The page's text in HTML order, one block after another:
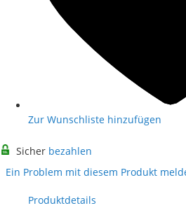
Zur Wunschliste hinzufügen
Sicher bezahlen
Ein Problem mit diesem Produkt
Produktdetails